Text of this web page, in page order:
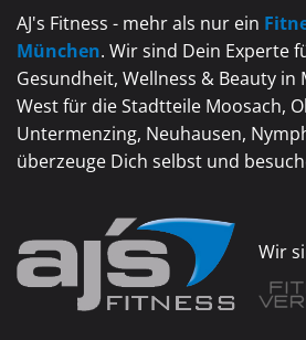
AJ's Fitness - mehr als nur ein
München. Wir sind Dein Experte
Gesundheit, Wellness & Beauty
West für die Stadtteile Moosach,
Untermenzing, Neuhausen,
überzeuge Dich selbst und
Wir